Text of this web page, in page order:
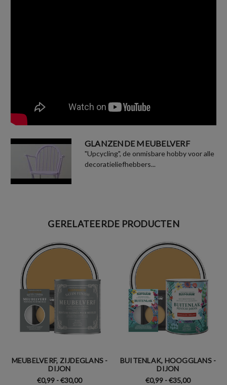
GLANZENDE MEUBELVERF
"Upcycling", de onmisbare hobby voor alle
decoratieliefhebbers...
GERELATEERDE PRODUCTEN
MEUBELVERF, ZIJDEGLANS -
DIJON
€0,99 - €30,00
BUITENLAK, HOOGGLANS -
DIJON
€0,99 - €35,00